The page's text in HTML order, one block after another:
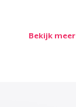
Bekijk meer